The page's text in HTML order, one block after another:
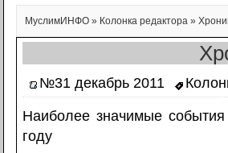
МуслимИНФО » Колонка редактора »
№31 декабрь 2011
Наиболее значимые
году